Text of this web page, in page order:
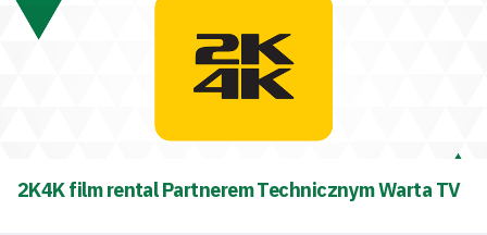
2K4K film rental Partnerem Technicznym Warta TV